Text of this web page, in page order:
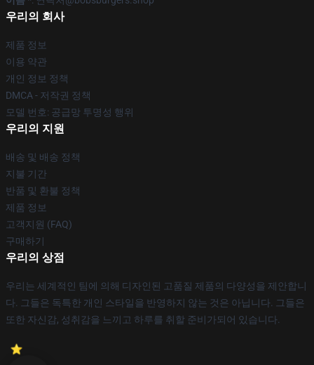
우리의 회사
제품 정보
이용 약관
개인 정보 정책
DMCA - 저작권 정책
모델 번호: 공급망 투명성 행위
우리의 지원
배송 및 배송 정책
지불 기간
반품 및 환불 정책
제품 정보
고객지원 (FAQ)
구매하기
우리의 상점
우리는 세계적인 팀에 의해 디자인된 고품질 제품의 다양성을 제안합니
다. 그들은 독특한 개인 스타일을 반영하지 않는 것은 아닙니다. 그들은
또한 자신감, 성취감을 느끼고 하루를 취할 준비가되어 있습니다.